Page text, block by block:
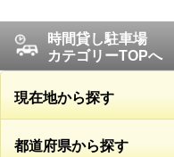
時間貸し駐車場
カテゴリーTOPへ
現在地から探す
都道府県から探す